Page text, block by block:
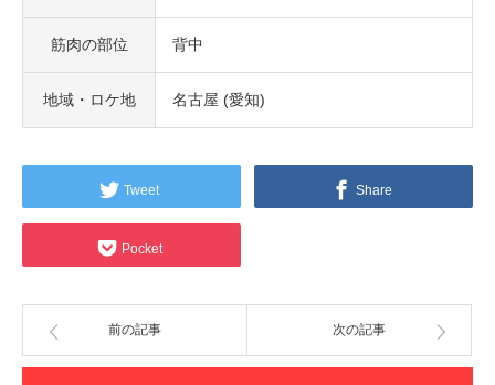
筋肉の部位 背中
地域・ロケ地 名古屋 (愛知)
Tweet Share
Pocket
前の記事 次の記事